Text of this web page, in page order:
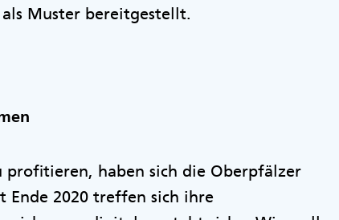
Muster bereitgestellt.
haben sich die Oberpfälzer
Ende 2020 treffen sich ihre